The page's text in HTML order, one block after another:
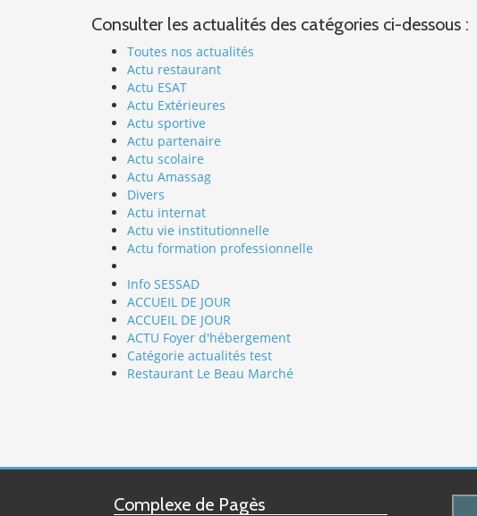
Consulter les actualités des catégories ci-dessous :
Toutes nos actualités
Actu restaurant
Actu ESAT
Actu Extérieures
Actu sportive
Actu partenaire
Actu scolaire
Actu Amassag
Divers
Actu internat
Actu vie institutionnelle
Actu formation professionnelle
Info SESSAD
ACCUEIL DE JOUR
ACCUEIL DE JOUR
ACTU Foyer d'hébergement
Catégorie actualités test
Restaurant Le Beau Marché
Complexe de Pagès